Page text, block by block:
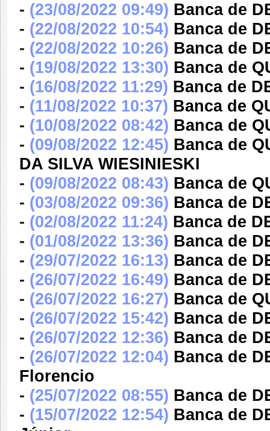
- (23/08/2022 09:49) Banca de
- (22/08/2022 10:54) Banca de
- (22/08/2022 10:26) Banca de
- (19/08/2022 13:30) Banca de
- (16/08/2022 11:29) Banca de
- (11/08/2022 10:37) Banca de
- (10/08/2022 08:42) Banca de
- (09/08/2022 12:45) Banca de
DA SILVA WIESINIESKI
- (09/08/2022 08:43) Banca de
- (03/08/2022 09:36) Banca de
- (02/08/2022 11:24) Banca de
- (01/08/2022 13:36) Banca de
- (29/07/2022 16:13) Banca de
- (26/07/2022 16:49) Banca de
- (26/07/2022 16:27) Banca de
- (26/07/2022 15:42) Banca de
- (26/07/2022 12:36) Banca de
- (26/07/2022 12:04) Banca de
Florencio
- (25/07/2022 08:55) Banca de
- (15/07/2022 12:54) Banca de